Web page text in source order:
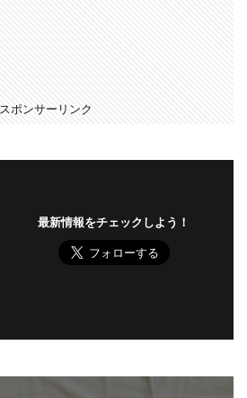
スポンサーリンク
最新情報をチェックしよう！